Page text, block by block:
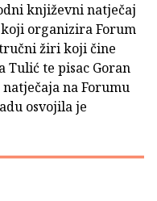
književni natječaj
organizira Forum
žiri koji čine
Tulić te pisac Goran
na Forumu
osvojila je